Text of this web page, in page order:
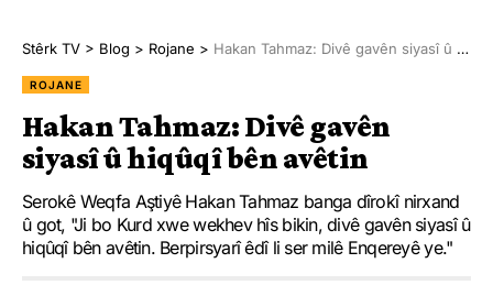
Stêrk TV > Blog > Rojane > Hakan Tahmaz: Divê gavên siyasî û hiqûqî bên avêtin
ROJANE
Hakan Tahmaz: Divê gavên
siyasî û hiqûqî bên avêtin
Serokê Weqfa Aştiyê Hakan Tahmaz banga dîrokî nirxand
û got, "Ji bo Kurd xwe wekhev hîs bikin, divê gavên siyasî û
hiqûqî bên avêtin. Berpirsyarî êdî li ser milê Enqereyê ye."